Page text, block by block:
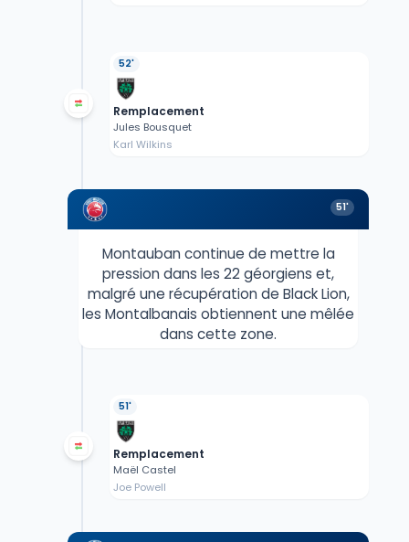
52'
Remplacement
Jules Bousquet
Karl Wilkins
51'
Montauban continue de mettre la
pression dans les 22 géorgiens et,
malgré une récupération de Black Lion,
les Montalbanais obtiennent une mêlée
dans cette zone.
51'
Remplacement
Maël Castel
Joe Powell